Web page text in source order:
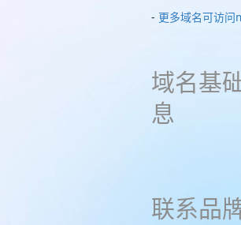
- 更多域名可访问
域名基
息
联系品